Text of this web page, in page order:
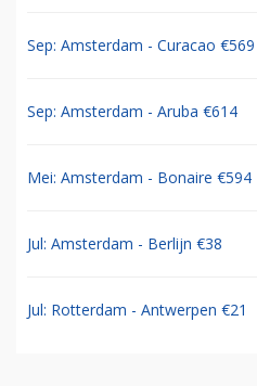
Sep: Amsterdam - Curacao €569
Sep: Amsterdam - Aruba €614
Mei: Amsterdam - Bonaire €594
Jul: Amsterdam - Berlijn €38
Jul: Rotterdam - Antwerpen €21